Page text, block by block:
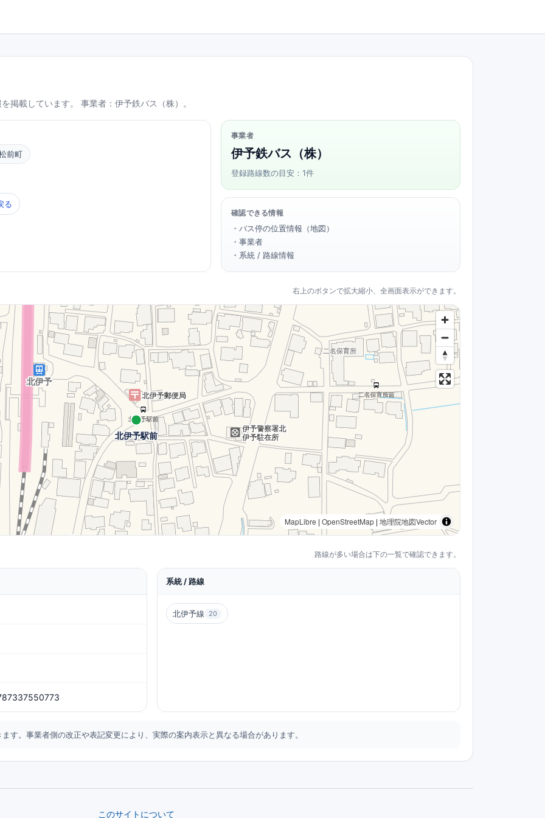
掲載しています。 事業者：伊予鉄バス（株）。
前町
る
事業者
伊予鉄バス（株）
登録路線数の目安：1件
確認できる情報
・バス停の位置情報（地図）
・事業者
・系統 / 路線情報
右上のボタンで拡大縮小、全画面表示ができます。
MapLibre | OpenStreetMap | 地理院地図Vector
路線が多い場合は下の一覧で確認できます。
系統 / 路線
北伊予線 20
す。
す。事業者側の改正や表記変更により、実際の案内表示と異なる場合があります。
このサイトについて